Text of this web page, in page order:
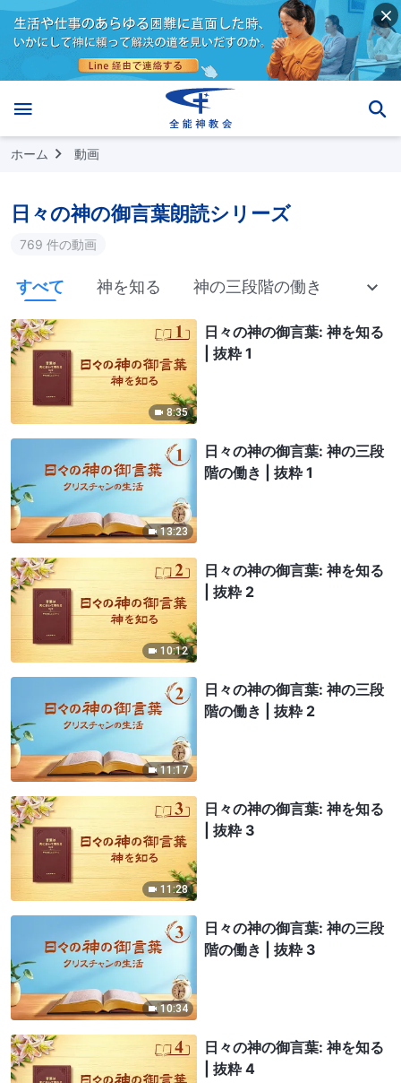
ホーム 動画
日々の神の御言葉朗読シリーズ
769 件の動画
すべて 神を知る 神の三段階の働き 神の
8:35
日々の神の御言葉: 神を知る
| 抜粋 1
13:23
日々の神の御言葉: 神の三段
階の働き | 抜粋 1
10:12
日々の神の御言葉: 神を知る
| 抜粋 2
11:17
日々の神の御言葉: 神の三段
階の働き | 抜粋 2
11:28
日々の神の御言葉: 神を知る
| 抜粋 3
10:34
日々の神の御言葉: 神の三段
階の働き | 抜粋 3
日々の神の御言葉: 神を知る
| 抜粋 4